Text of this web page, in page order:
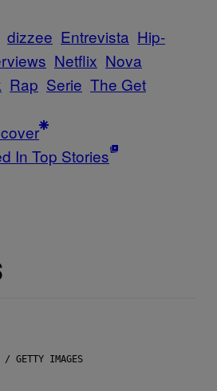
dizzee Entrevista Hip-
Netflix Nova
Rap Serie The Get
In Top Stories
/ GETTY IMAGES